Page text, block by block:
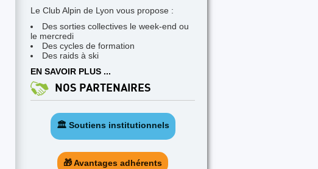
Le Club Alpin de Lyon vous propose :
Des sorties collectives le week-end ou
le mercredi
Des cycles de formation
Des raids à ski
EN SAVOIR PLUS ...
NOS PARTENAIRES
🏛️ Soutiens institutionnels
🎁 Avantages adhérents